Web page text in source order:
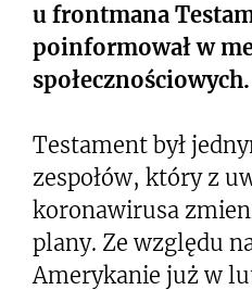
u frontmana
poinformował w
społecznościowych.
Testament był
zespołów, który z
koronawirusa
plany. Ze względu
Amerykanie już w